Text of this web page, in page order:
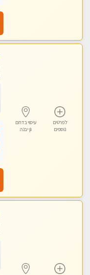
לפרטים
נוספים
עיסוי בדרום
גן יבנה